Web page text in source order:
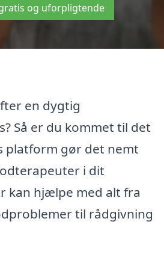
og uforpligtende
en dygtig
Så er du kommet til det
platform gør det nemt
i dit
kan hjælpe med alt fra
til rådgivning